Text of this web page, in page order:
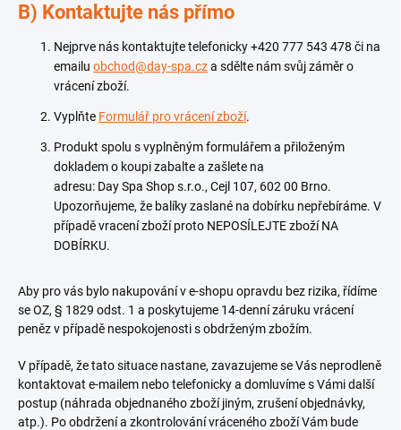
B) Kontaktujte nás přímo
Nejprve nás kontaktujte telefonicky+420 777 543 478 či na
emailu obchod@day-spa.cza sdělte nám svůj záměr o
vrácení zboží.
Vyplňte Formulář pro vrácení zboží.
Produkt spolu s vyplněným formulářem a přiloženým
dokladem o koupi zabalte a zašlete na
adresu: Day Spa Shop s.r.o., Cejl 107, 602 00 Brno.
Upozorňujeme, že balíky zaslané na dobírku nepřebíráme. V
případě vracení zboží proto NEPOSÍLEJTE zboží NA
DOBÍRKU.
Aby pro vás bylo nakupování v e-shopu opravdu bez rizika, řídíme
se OZ, § 1829 odst. 1 a poskytujeme 14-denní záruku vrácení
peněz v případě nespokojenosti s obdrženým zbožím.
V případě, že tato situace nastane, zavazujeme se Vás neprodleně
kontaktovat e-mailem nebo telefonicky a domluvíme s Vámi další
postup (náhrada objednaného zboží jiným, zrušení objednávky,
atp.). Po obdržení a zkontrolování vráceného zboží Vám bude